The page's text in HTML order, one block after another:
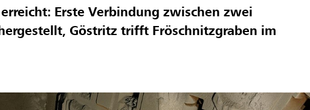
Erste Verbindung zwischen zwei
Göstritz trifft Fröschnitzgraben im